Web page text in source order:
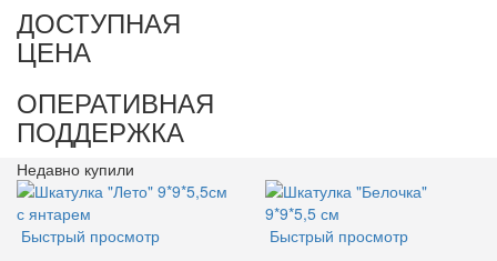
ДОСТУПНАЯ
ЦЕНА
ОПЕРАТИВНАЯ
ПОДДЕРЖКА
Недавно купили
Быстрый просмотр Быстрый просмотр